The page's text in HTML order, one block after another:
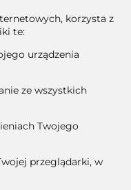
korzysta z
te:
urządzenia
ze wszystkich
Twojego
przeglądarki, w